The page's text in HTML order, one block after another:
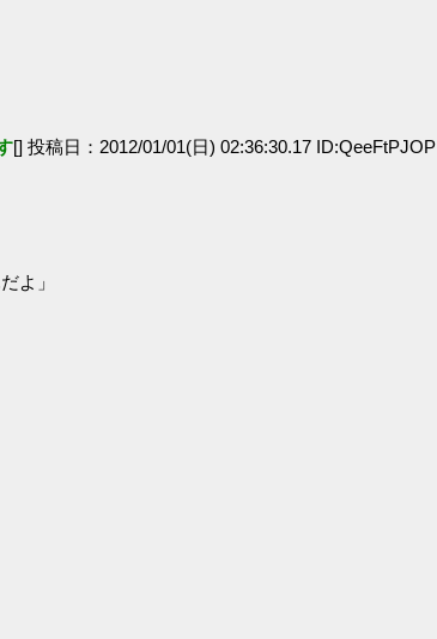
[] 投稿日：2012/01/01(日) 02:36:30.17 ID:QeeFtPJOP
よ」